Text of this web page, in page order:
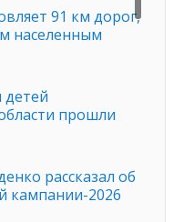
91 км дорог,
населенным
детей
прошли
рассказал об
кампании-2026